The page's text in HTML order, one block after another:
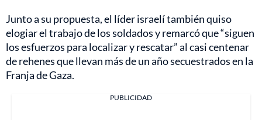
Junto a su propuesta, el líder israelí también quiso
elogiar el trabajo de los soldados y remarcó que “siguen
los esfuerzos para localizar y rescatar” al casi centenar
de rehenes que llevan más de un año secuestrados en la
Franja de Gaza.
PUBLICIDAD